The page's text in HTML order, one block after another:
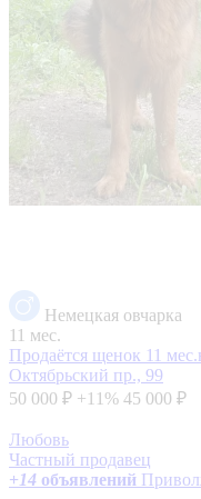
Немецкая овчарка
11 мес.
Продаётся щенок 11
Октябрьский пр., 99
50 000 ₽ +11% 45 000 ₽
Любовь
Частный продавец
+14 объявлений